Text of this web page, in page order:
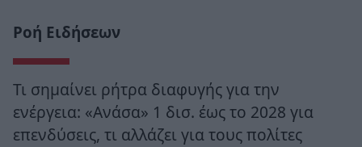
Ροή Ειδήσεων
Τι σημαίνει ρήτρα διαφυγής για την
ενέργεια: «Ανάσα» 1 δισ. έως το 2028 για
επενδύσεις, τι αλλάζει για τους πολίτες